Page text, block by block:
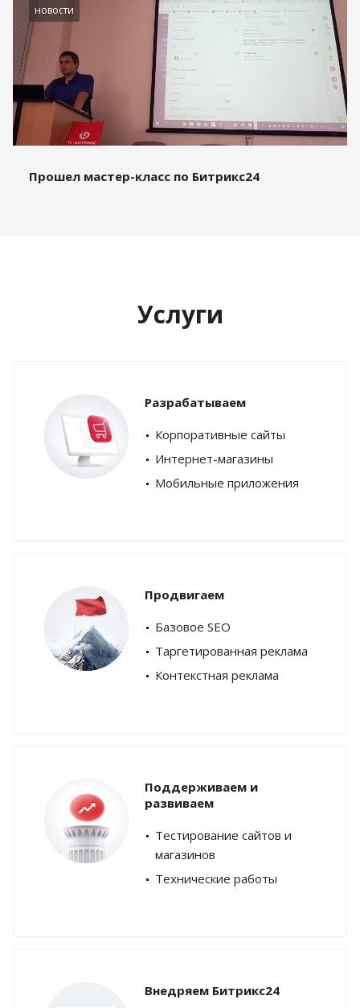
новости
Прошел мастер-класс по Битрикс24
Услуги
Разрабатываем
Корпоративные сайты
Интернет-магазины
Мобильные приложения
Продвигаем
Базовое SEO
Таргетированная реклама
Контекстная реклама
Поддерживаем и
развиваем
Тестирование сайтов и
магазинов
Технические работы
Внедряем Битрикс24